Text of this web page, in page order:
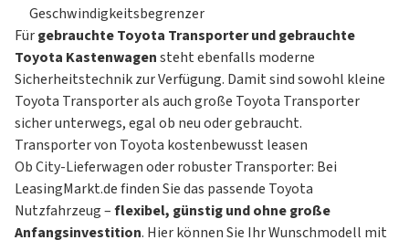
Geschwindigkeitsbegrenzer
Fürgebrauchte Toyota Transporter und gebrauchte
Toyota Kastenwagensteht ebenfalls moderne
Sicherheitstechnik zur Verfügung. Damit sind sowohl kleine
Toyota Transporter als auch große Toyota Transporter
sicher unterwegs, egal ob neu oder gebraucht.
Transporter von Toyota kostenbewusst leasen
Ob City-Lieferwagen oder robuster Transporter: Bei
LeasingMarkt.de finden Sie das passende Toyota
Nutzfahrzeug –flexibel, günstig und ohne große
Anfangsinvestition. Hier können Sie Ihr Wunschmodell mit